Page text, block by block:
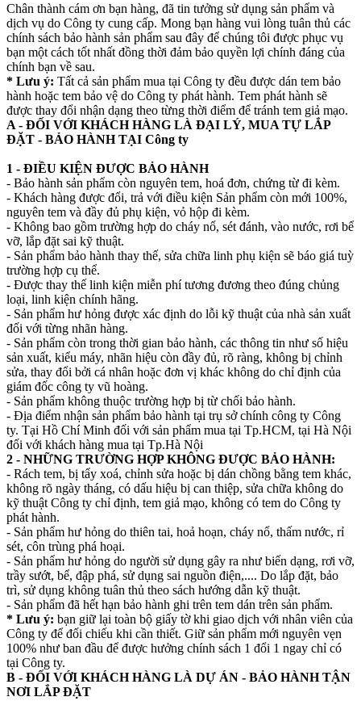
Chân thành cám ơn bạn hàng, đã tin tưởng sử dụng sản phẩm và
dịch vụ do Công ty cung cấp. Mong bạn hàng vui lòng tuân thủ các
chính sách bảo hành sản phẩm sau đây để chúng tôi được phục vụ
bạn một cách tốt nhất đồng thời đảm bảo quyền lợi chính đáng của
chính bạn về sau.
* Lưu ý: Tất cả sản phẩm mua tại Công ty đều được dán tem bảo
hành hoặc tem bảo vệ do Công ty phát hành. Tem phát hành sẽ
được thay đổi nhận dạng theo từng thời điểm để tránh tem giả mạo.
A - ĐỐI VỚI KHÁCH HÀNG LÀ ĐẠI LÝ, MUA TỰ LẮP
ĐẶT - BẢO HÀNH TẠI Công ty
1 - ĐIỀU KIỆN ĐƯỢC BẢO HÀNH
- Bảo hành sản phẩm còn nguyên tem, hoá đơn, chứng từ đi kèm.
- Khách hàng được đổi, trả với điều kiện Sản phẩm còn mới 100%,
nguyên tem và đầy đủ phụ kiện, vỏ hộp đi kèm.
- Không bao gồm trường hợp do cháy nổ, sét đánh, vào nước, rơi bể
vỡ, lắp đặt sai kỹ thuật.
- Sản phẩm bảo hành thay thế, sửa chữa linh phụ kiện sẽ báo giá tuỳ
trường hợp cụ thể.
- Được thay thế linh kiện miễn phí tương đương theo đúng chủng
loại, linh kiện chính hãng.
- Sản phẩm hư hỏng được xác định do lỗi kỹ thuật của nhà sản xuất
đối với từng nhãn hàng.
- Sản phẩm còn trong thời gian bảo hành, các thông tin như số hiệu
sản xuất, kiểu máy, nhãn hiệu còn đầy đủ, rõ ràng, không bị chỉnh
sửa, thay đổi bởi cá nhân hoặc đơn vị khác không do chỉ định của
giám đốc công ty vũ hoàng.
- Sản phẩm không thuộc trường hợp bị từ chối bảo hành.
- Địa điểm nhận sản phẩm bảo hành tại trụ sở chính công ty Công
ty. Tại Hồ Chí Minh đối với sản phẩm mua tại Tp.HCM, tại Hà Nội
đối với khách hàng mua tại Tp.Hà Nội
2 - NHỮNG TRƯỜNG HỢP KHÔNG ĐƯỢC BẢO HÀNH:
- Rách tem, bị tẩy xoá, chỉnh sửa hoặc bị dán chồng bằng tem khác,
không rõ ngày tháng, có dấu hiệu bị can thiệp, sửa chữa không do
kỹ thuật Công ty chỉ định, tem giả mạo, không có tem do Công ty
phát hành.
- Sản phẩm hư hỏng do thiên tai, hoả hoạn, cháy nổ, thấm nước, rỉ
sét, côn trùng phá hoại.
- Sản phẩm hư hỏng do người sử dụng gây ra như biến dạng, rơi vỡ,
trầy sướt, bể, đập phá, sử dụng sai nguồn điện,.... Do lắp đặt, bảo
trì, sử dụng không tuân thủ theo sách hướng dẫn kỹ thuật.
- Sản phẩm đã hết hạn bảo hành ghi trên tem dán trên sản phẩm.
* Lưu ý: bạn giữ lại toàn bộ giấy tờ khi giao dịch với nhân viên của
Công ty để đối chiếu khi cần thiết. Giữ sản phẩm mới nguyên vẹn
100% như ban đầu để được hưởng chính sách 1 đổi 1 ngay chỉ có
tại Công ty.
B - ĐỐI VỚI KHÁCH HÀNG LÀ DỰ ÁN - BẢO HÀNH TẬN
NƠI LẮP ĐẶT